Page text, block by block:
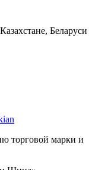
Беларуси
торговой марки и